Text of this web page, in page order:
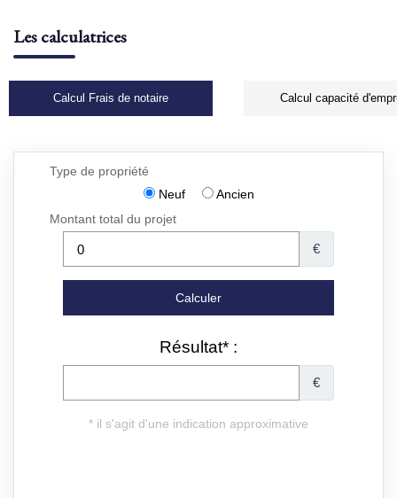
Les calculatrices
Calcul Frais de notaire Calcul capacité